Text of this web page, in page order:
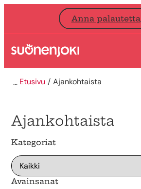
Siirry sisältöön
Anna palautetta
Etusivu
Etusivu Ajankohtaista
Ajankohtaista
Kategoriat
Avainsanat